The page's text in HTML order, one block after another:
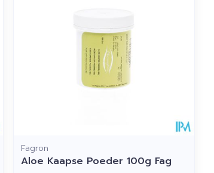
Fagron
Aloe Kaapse Poeder 100g Fag